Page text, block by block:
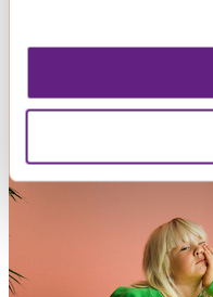
Vi bruger cookies til at
oplysninger om din